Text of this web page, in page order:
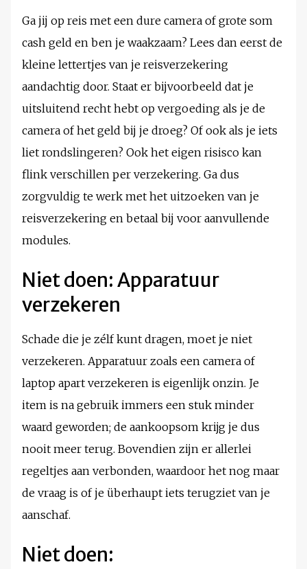
Ga jij op reis met een dure camera of grote som
cash geld en ben je waakzaam? Lees dan eerst de
kleine lettertjes van je reisverzekering
aandachtig door. Staat er bijvoorbeeld dat je
uitsluitend recht hebt op vergoeding als je de
camera of het geld bij je droeg? Of ook als je iets
liet rondslingeren? Ook het eigen risisco kan
flink verschillen per verzekering. Ga dus
zorgvuldig te werk met het uitzoeken van je
reisverzekering en betaal bij voor aanvullende
modules.
Niet doen: Apparatuur
verzekeren
Schade die je zélf kunt dragen, moet je niet
verzekeren. Apparatuur zoals een camera of
laptop apart verzekeren is eigenlijk onzin. Je
item is na gebruik immers een stuk minder
waard geworden; de aankoopsom krijg je dus
nooit meer terug. Bovendien zijn er allerlei
regeltjes aan verbonden, waardoor het nog maar
de vraag is of je überhaupt iets terugziet van je
aanschaf.
Niet doen: